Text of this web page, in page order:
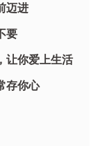
迈进
要
让你爱上生活
存你心